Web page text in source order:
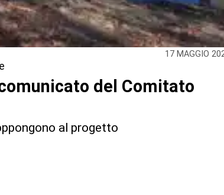
17 MAGGIO
del Comitato
al progetto